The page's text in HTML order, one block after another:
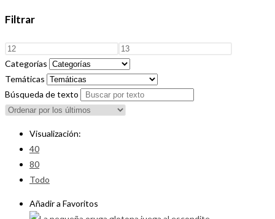
Filtrar
Categorías
Temáticas
Búsqueda de texto
Visualización:
40
80
Todo
Añadir a Favoritos